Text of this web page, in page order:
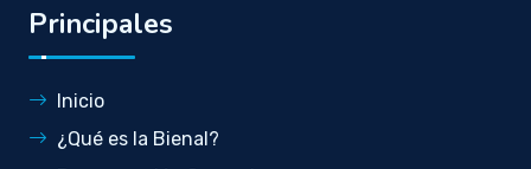
Principales
Inicio
¿Qué es la Bienal?